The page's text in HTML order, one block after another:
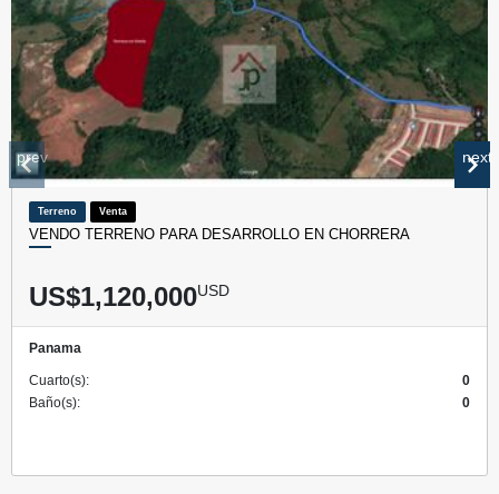
Terreno Venta
VENDO TERRENO PARA DESARROLLO EN CHORRERA
US$1,120,000USD
Panama
Cuarto(s):
0
Baño(s):
0
prev next